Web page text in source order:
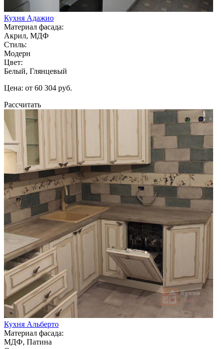
Кухня Адажио
Материал фасада:
Акрил, МДФ
Стиль:
Модерн
Цвет:
Белый, Глянцевый
Цена: от 60 304 руб.
Рассчитать
Кухня Альберто
Материал фасада:
МДФ, Патина